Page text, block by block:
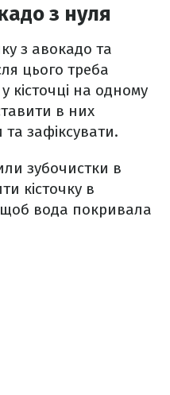
з нуля
з авокадо та
цього треба
кісточці на одному
в них
зафіксувати.
зубочистки в
кісточку в
вода покривала